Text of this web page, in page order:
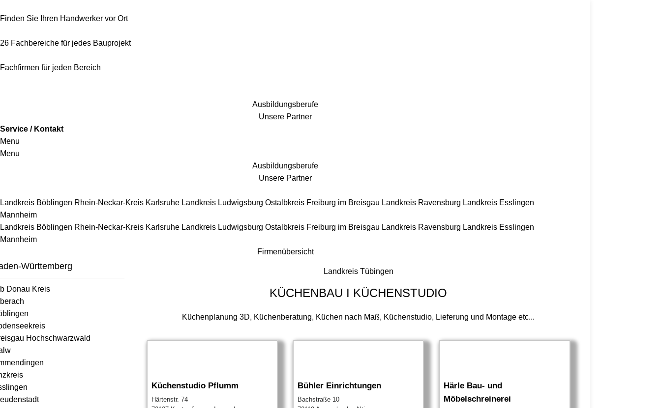
Finden Sie Ihren Handwerker vor Ort
26 Fachbereiche für jedes Bauprojekt
Fachfirmen für jeden Bereich
Ausbildungsberufe
Unsere Partner
Service / Kontakt
Menu
Menu
Ausbildungsberufe
Unsere Partner
Landkreis Böblingen Rhein-Neckar-Kreis Karlsruhe Landkreis Ludwigsburg Ostalbkreis Freiburg im Breisgau Landkreis Ravensburg Landkreis Esslingen
Mannheim
Landkreis Böblingen Rhein-Neckar-Kreis Karlsruhe Landkreis Ludwigsburg Ostalbkreis Freiburg im Breisgau Landkreis Ravensburg Landkreis Esslingen
Mannheim
Firmenübersicht
Württemberg
Donau Kreis
Hochschwarzwald
Landkreis Tübingen
KÜCHENBAU I KÜCHENSTUDIO
Küchenplanung 3D, Küchenberatung, Küchen nach Maß, Küchenstudio, Lieferung und Montage etc...
Küchenstudio Pflumm
Härtenstr. 74
Bühler Einrichtungen
Bachstraße 10
Härle Bau- und
Möbelschreinerei